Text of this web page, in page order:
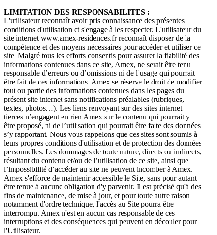
LIMITATION DES RESPONSABILITES :
L'utilisateur reconnaît avoir pris connaissance des présentes
conditions d'utilisation et s'engage à les respecter. L'utilisateur du
site internet www.amex-residences.fr reconnaît disposer de la
compétence et des moyens nécessaires pour accéder et utiliser ce
site. Malgré tous les efforts consentis pour assurer la fiabilité des
informations contenues dans ce site, Amex, ne serait être tenu
responsable d’erreurs ou d’omissions ni de l’usage qui pourrait
être fait de ces informations. Amex se réserve le droit de modifier
tout ou partie des informations contenues dans les pages du
présent site internet sans notifications préalables (rubriques,
textes, photos…). Les liens renvoyant sur des sites internet
tierces n’engagent en rien Amex sur le contenu qui pourrait y
être proposé, ni de l’utilisation qui pourrait être faite des données
s’y rapportant. Nous vous rappelons que ces sites sont soumis à
leurs propres conditions d'utilisation et de protection des données
personnelles. Les dommages de toute nature, directs ou indirects,
résultant du contenu et/ou de l’utilisation de ce site, ainsi que
l’impossibilité d’accéder au site ne peuvent incomber à Amex.
Amex s'efforce de maintenir accessible le Site, sans pour autant
être tenue à aucune obligation d'y parvenir. Il est précisé qu'à des
fins de maintenance, de mise à jour, et pour toute autre raison
notamment d'ordre technique, l'accès au Site pourra être
interrompu. Amex n'est en aucun cas responsable de ces
interruptions et des conséquences qui peuvent en découler pour
l'Utilisateur.